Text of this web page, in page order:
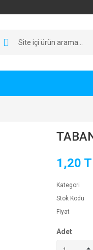
1,20
Kategori
Stok Kodu
Fiyat
Adet